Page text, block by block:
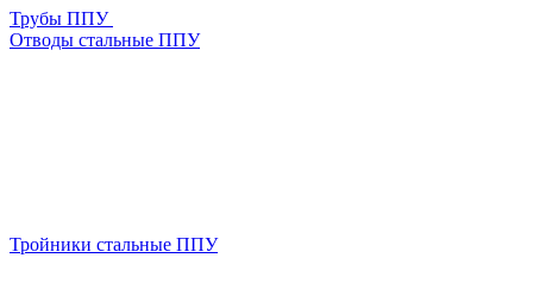
Трубы ППУ
Отводы стальные ППУ
Тройники стальные ППУ